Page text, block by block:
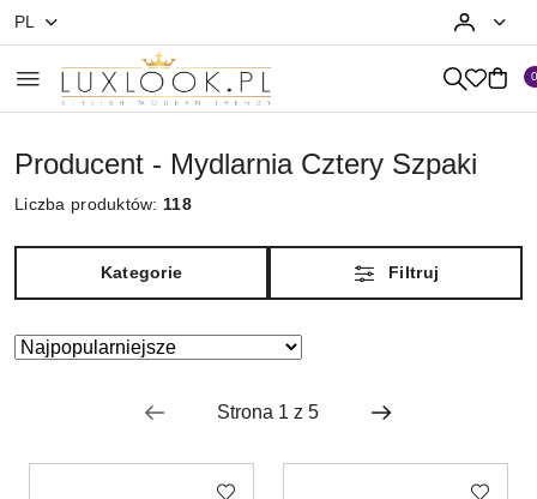
Przejdź do treści głównej
Przejdź do wyszukiwarki
Przejdź do moje konto
Przejdź do menu głównego
Przejdź do stopki
0
PL
Producent - Mydlarnia Cztery Szpaki
Liczba produktów: 118
Kategorie Filtruj
Zastosowano
Najpopularniejsze.
Sortuj